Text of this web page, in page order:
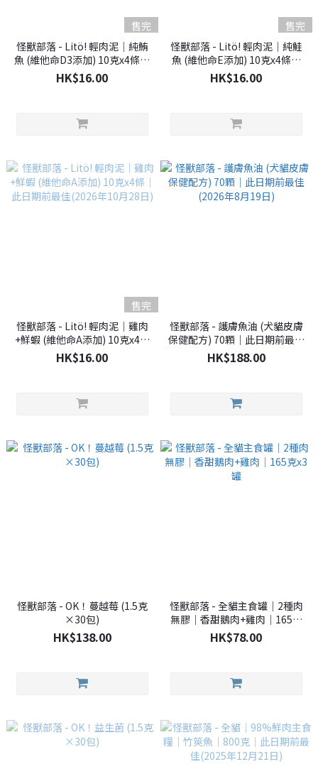
售完
怪獸部落 - Litö! 輕肉泥｜純鮪
魚 (維他命D3添加) 10克x4條｜
此日期前最佳(2026年6月22日)
HK$16.00
售完
怪獸部落 - Litö! 輕肉泥｜純鮭
魚 (維他命E添加) 10克x4條｜
此日期前最佳(2026年6月22日)
HK$16.00
售完
怪獸部落 - Litö! 輕肉泥｜雞肉
+鮮蝦 (維他命A添加) 10克x4條
｜此日期前最佳(2026年10月
28日)
HK$16.00
怪獸部落 - 護膚魚油 (犬貓皮膚
保健配方) 70顆｜此日期前最佳
(2026年8月19日)
HK$188.00
怪獸部落 - OK！蔓越莓 (1.5克
×30包)
HK$138.00
怪獸部落 - 全貓主食罐｜2種肉
無膠｜香甜鵝肉+雞肉｜165克
x3罐
HK$78.00